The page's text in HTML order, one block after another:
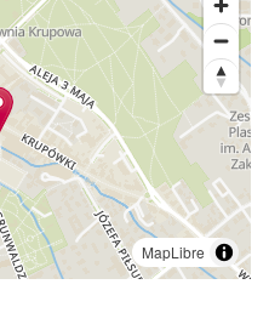
MapLibre